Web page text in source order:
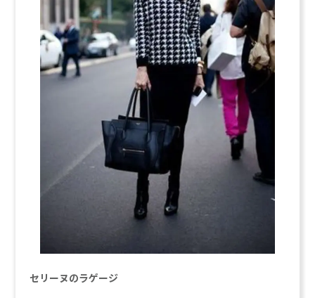
セリーヌのラゲージ